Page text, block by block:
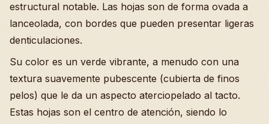
estructural notable. Las hojas son de forma ovada a
lanceolada, con bordes que pueden presentar ligeras
denticulaciones.
Su color es un verde vibrante, a menudo con una
textura suavemente pubescente (cubierta de finos
pelos) que le da un aspecto aterciopelado al tacto.
Estas hojas son el centro de atención, siendo lo